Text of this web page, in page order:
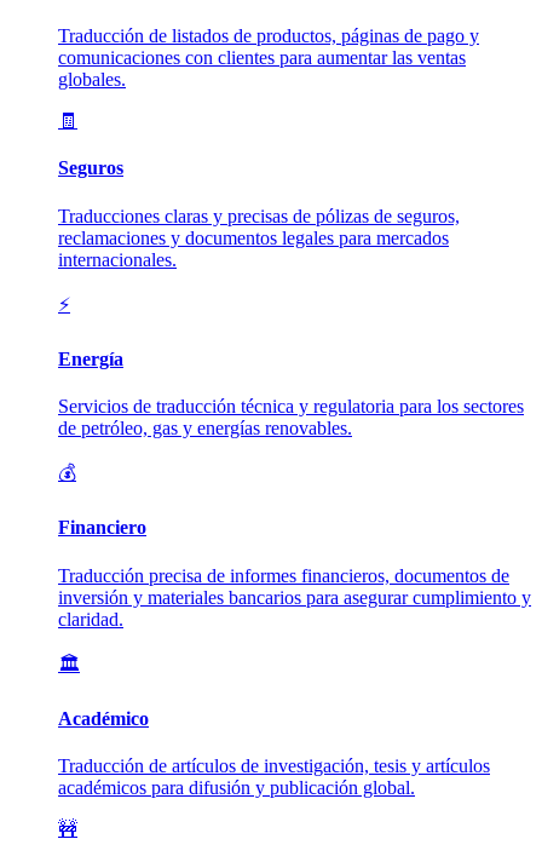
Traducción de listados de productos, páginas de pago y
comunicaciones con clientes para aumentar las ventas
globales.
🧾
Seguros
Traducciones claras y precisas de pólizas de seguros,
reclamaciones y documentos legales para mercados
internacionales.
⚡
Energía
Servicios de traducción técnica y regulatoria para los sectores
de petróleo, gas y energías renovables.
💰
Financiero
Traducción precisa de informes financieros, documentos de
inversión y materiales bancarios para asegurar cumplimiento y
claridad.
🏛️
Académico
Traducción de artículos de investigación, tesis y artículos
académicos para difusión y publicación global.
🚧